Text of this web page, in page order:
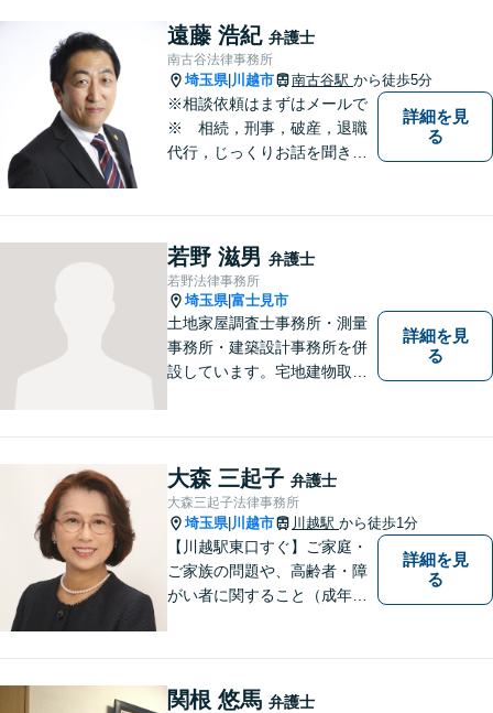
遠藤 浩紀 弁護士
南古谷法律事務所
埼玉県| 川越市 南古谷駅 から徒歩5分
※相談依頼はまずはメールで
※ 相続，刑事，破産，退職
代行，じっくりお話を聞き、
で、様々な問題に直面してき
ました。相談だけでもお気軽
にお問合せください。
詳細を見
る
若野 滋男 弁護士
若野法律事務所
埼玉県|富士見市
土地家屋調査士事務所・測量
事務所・建築設計事務所を併
設しています。宅地建物取引
不動産関係が得意です。
詳細を見
る
大森 三起子 弁護士
大森三起子法律事務所
埼玉県| 川越市 川越駅 から徒歩1分
【川越駅東口すぐ】ご家庭・
ご家族の問題や、高齢者・障
がい者に関すること（成年後
い。
詳細を見
る
関根 悠馬 弁護士